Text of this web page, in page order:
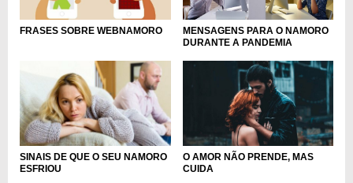
FRASES SOBRE WEBNAMORO
MENSAGENS PARA O NAMORO
DURANTE A PANDEMIA
SINAIS DE QUE O SEU NAMORO
ESFRIOU
O AMOR NÃO PRENDE, MAS
CUIDA